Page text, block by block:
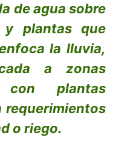
de agua sobre
y plantas que
la lluvia,
a zonas
plantas
requerimientos
o riego.